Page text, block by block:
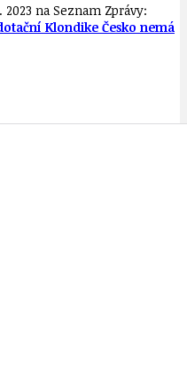
na Seznam Zprávy:
Klondike Česko nemá